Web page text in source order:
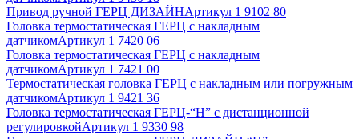
Привод ручной ГЕРЦ ДИЗАЙНАртикул 1 9102 80
Головка термостатическая ГЕРЦ с накладным
датчикомАртикул 1 7420 06
Головка термостатическая ГЕРЦ с накладным
датчикомАртикул 1 7421 00
Термостатическая головка ГЕРЦ с накладным или погружным
датчикомАртикул 1 9421 36
Головка термостатическая ГЕРЦ-“Н” с дистанционной
регулировкойАртикул 1 9330 98